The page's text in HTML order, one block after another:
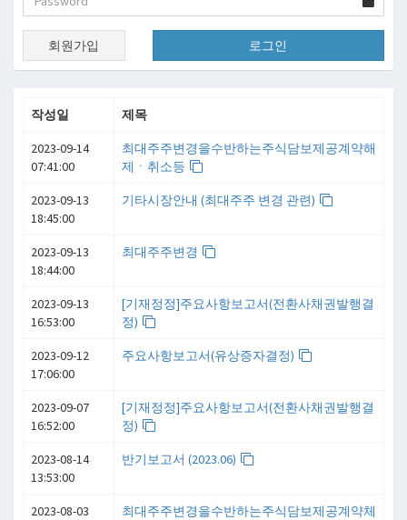
회원가입 로그인
작성일 제목
2023-09-14
07:41:00
최대주주변경을수반하는주식담보제공계약해
제ㆍ취소등
2023-09-13
18:45:00
기타시장안내 (최대주주 변경 관련)
2023-09-13
18:44:00
최대주주변경
2023-09-13
16:53:00
[기재정정]주요사항보고서(전환사채권발행결
정)
2023-09-12
17:06:00
주요사항보고서(유상증자결정)
2023-09-07
16:52:00
[기재정정]주요사항보고서(전환사채권발행결
정)
2023-08-14
13:53:00
반기보고서 (2023.06)
2023-08-03
최대주주변경을수반하는주식담보제공계약체